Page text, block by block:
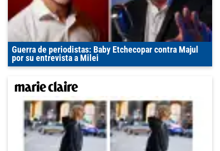
Guerra de periodistas: Baby Etchecopar contra Majul
por su entrevista a Milei